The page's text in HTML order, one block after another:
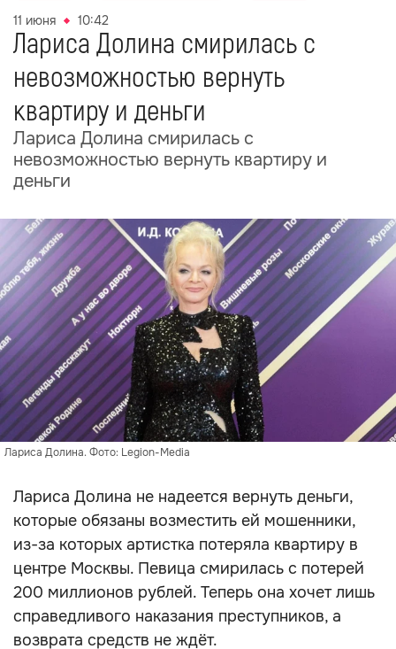
11 июня 10:42
Лариса Долина смирилась с
невозможностью вернуть
квартиру и деньги
Лариса Долина смирилась с
невозможностью вернуть квартиру и
деньги
Лариса Долина. Фото: Legion-Media
Лариса Долина не надеется вернуть деньги,
которые обязаны возместить ей мошенники,
из-за которых артистка потеряла квартиру в
центре Москвы. Певица смирилась с потерей
200 миллионов рублей. Теперь она хочет лишь
справедливого наказания преступников, а
возврата средств не ждёт.